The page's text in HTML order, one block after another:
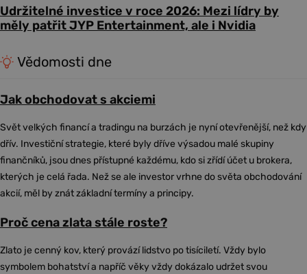
Udržitelné investice v roce 2026: Mezi lídry by
měly patřit JYP Entertainment, ale i Nvidia
Vědomosti dne
Jak obchodovat s akciemi
Svět velkých financí a tradingu na burzách je nyní otevřenější, než kdy
dřív. Investiční strategie, které byly dříve výsadou malé skupiny
finančníků, jsou dnes přístupné každému, kdo si zřídí účet u brokera,
kterých je celá řada. Než se ale investor vrhne do světa obchodování
akcií, měl by znát základní termíny a principy.
Proč cena zlata stále roste?
Zlato je cenný kov, který provází lidstvo po tisíciletí. Vždy bylo
symbolem bohatství a napříč věky vždy dokázalo udržet svou